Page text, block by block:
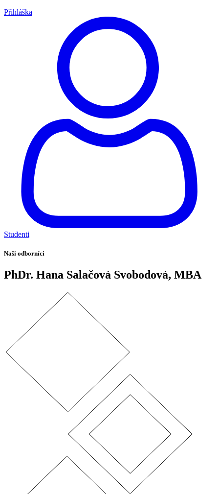
Přihláška
Studenti
Naši odborníci
PhDr. Hana Salačová Svobodová, MBA